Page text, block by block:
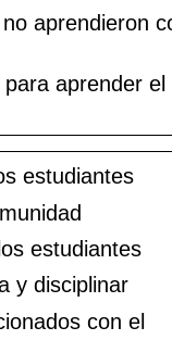
aprendieron
aprender el
estudiantes
estudiantes
y disciplinar
con el